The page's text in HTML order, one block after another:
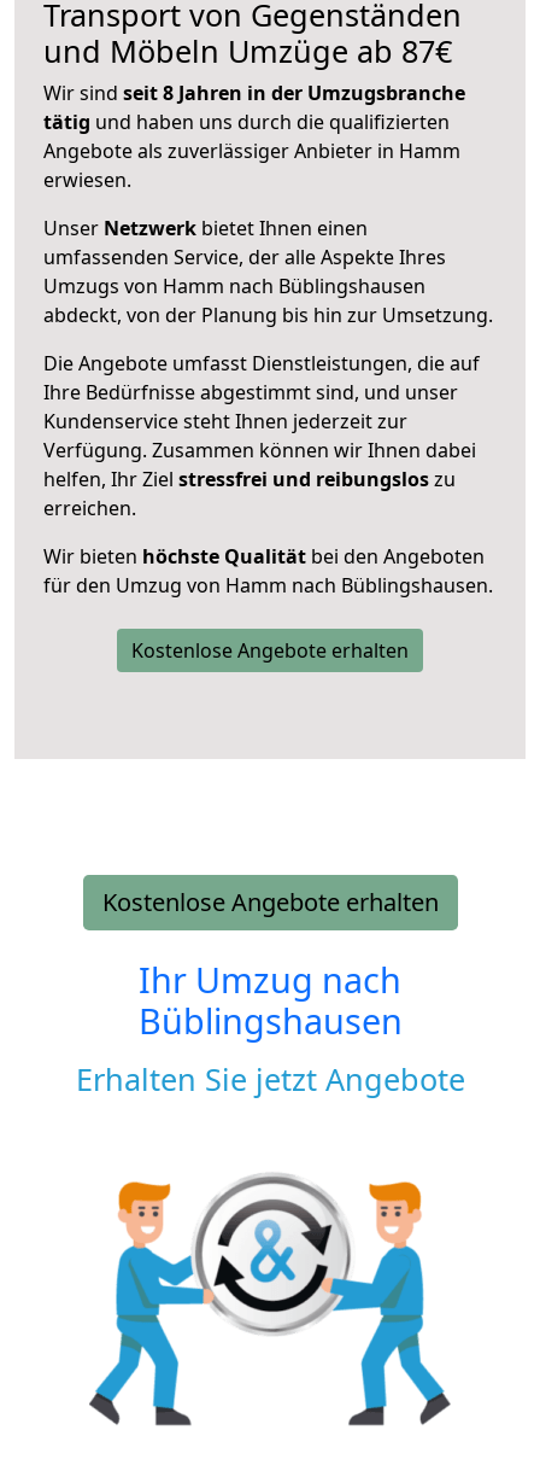
Transport von Gegenständen
und Möbeln Umzüge ab 87€
Wir sind seit 8 Jahren in der Umzugsbranche
tätig und haben uns durch die qualifizierten
Angebote als zuverlässiger Anbieter in Hamm
erwiesen.
Unser Netzwerk bietet Ihnen einen
umfassenden Service, der alle Aspekte Ihres
Umzugs von Hamm nach Büblingshausen
abdeckt, von der Planung bis hin zur Umsetzung.
Die Angebote umfasst Dienstleistungen, die auf
Ihre Bedürfnisse abgestimmt sind, und unser
Kundenservice steht Ihnen jederzeit zur
Verfügung. Zusammen können wir Ihnen dabei
helfen, Ihr Ziel stressfrei und reibungsloszu
erreichen.
Wir bieten höchste Qualität bei den Angeboten
für den Umzug von Hamm nach Büblingshausen.
Kostenlose Angebote erhalten
Kostenlose Angebote erhalten
Ihr Umzug nach
Büblingshausen
Erhalten Sie jetzt Angebote